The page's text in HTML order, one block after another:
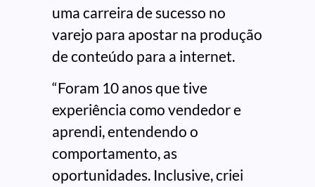
uma carreira de sucesso no
varejo para apostar na produção
de conteúdo para a internet.
“Foram 10 anos que tive
experiência como vendedor e
aprendi, entendendo o
comportamento, as
oportunidades. Inclusive, criei